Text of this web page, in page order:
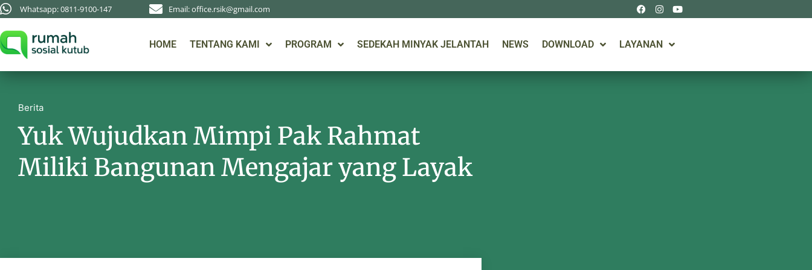
Whatsapp: 0811-9100-147 Email: office.rsik@gmail.com
HOME TENTANG KAMI PROGRAM SEDEKAH MINYAK JELANTAH NEWS DOWNLOAD LAYANAN
Berita
Yuk Wujudkan Mimpi Pak Rahmat
Miliki Bangunan Mengajar yang Layak